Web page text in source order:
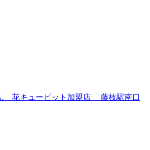
花キューピット加盟店 藤枝駅南口